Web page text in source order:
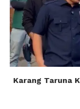
Karang Taruna